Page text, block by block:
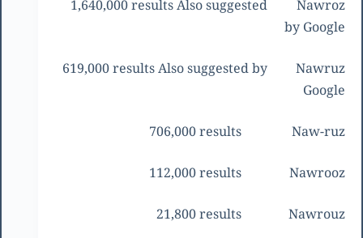
Nawroz
1,640,000 results Also suggested
by Google
Nawruz
619,000 results Also suggested by
Google
Naw-ruz
706,000 results
Nawrooz
112,000 results
Nawrouz
21,800 results